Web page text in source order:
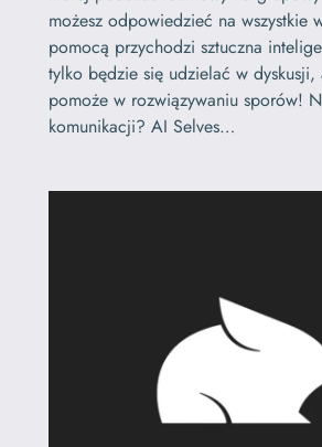
możesz odpowiedzieć na wszystkie
pomocą przychodzi sztuczna
tylko będzie się udzielać w
pomoże w rozwiązywaniu sporów!
komunikacji? AI Selves…